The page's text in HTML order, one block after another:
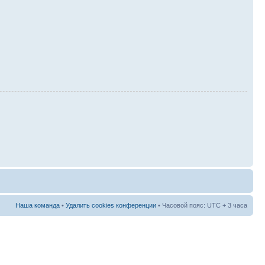
Наша команда • Удалить cookies конференции • Часовой пояс: UTC + 3 часа